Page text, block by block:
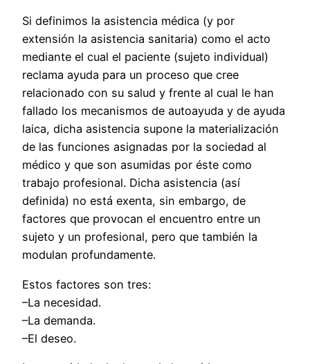
Si definimos la asistencia médica (y por
extensión la asistencia sanitaria) como el acto
mediante el cual el paciente (sujeto individual)
reclama ayuda para un proceso que cree
relacionado con su salud y frente al cual le han
fallado los mecanismos de autoayuda y de ayuda
laica, dicha asistencia supone la materialización
de las funciones asignadas por la sociedad al
médico y que son asumidas por éste como
trabajo profesional. Dicha asistencia (así
definida) no está exenta, sin embargo, de
factores que provocan el encuentro entre un
sujeto y un profesional, pero que también la
modulan profundamente.
Estos factores son tres:
–La necesidad.
–La demanda.
–El deseo.